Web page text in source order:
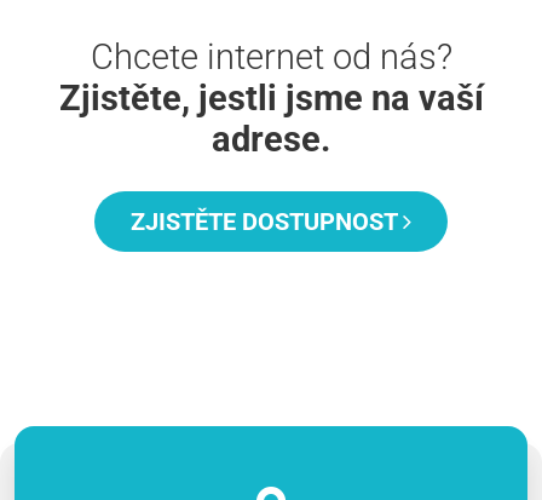
Chcete internet od nás?
Zjistěte, jestli jsme na vaší
adrese.
ZJISTĚTE DOSTUPNOST